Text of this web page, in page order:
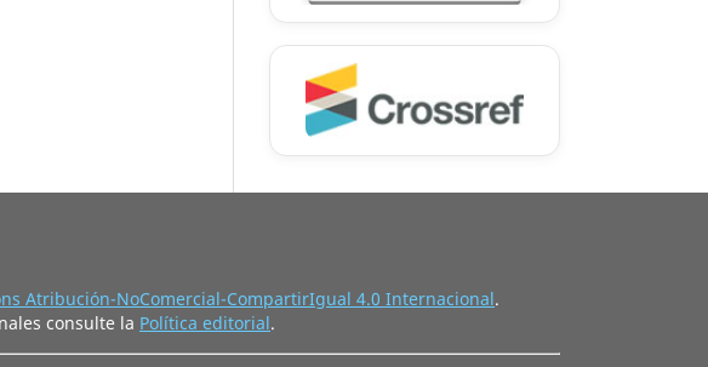
Atribución-NoComercial-CompartirIgual 4.0 Internacional.
consulte la Política editorial.